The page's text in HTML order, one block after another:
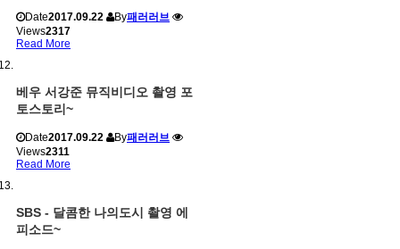
Date2017.09.22 By패러러브
Views2317
Read More
베우 서강준 뮤직비디오 촬영 포
토스토리~
Date2017.09.22 By패러러브
Views2311
Read More
SBS - 달콤한 나의도시 촬영 에
피소드~